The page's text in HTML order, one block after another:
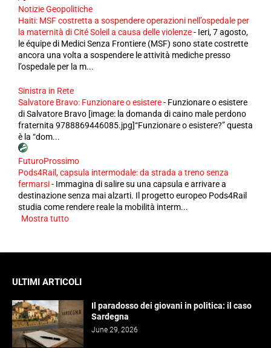
Notizie Geopolitiche
Haiti: MSF costretta a sospendere operazioni nell’ospedale per
la maternità di Cité Soleil a causa delle violenze- Ieri, 7 agosto,
le équipe di Medici Senza Frontiere (MSF) sono state costrette
ancora una volta a sospendere le attività mediche presso
l’ospedale per la m...
Sinistra in Rete
Salvatore Bravo: Funzionare o esistere- Funzionare o esistere
di Salvatore Bravo [image: la domanda di caino male perdono
fraternita 9788869446085.jpg]“Funzionare o esistere?” questa
è la “dom...
FuturoProssimo
Pods4Rail, capsula intermodale: da strada a treno senza
fermarsi- Immagina di salire su una capsula e arrivare a
destinazione senza mai alzarti. Il progetto europeo Pods4Rail
studia come rendere reale la mobilità interm...
Mostra tutto
ULTIMI ARTICOLI
Il paradosso dei giovani in politica: il caso
Sardegna
June 29, 2026